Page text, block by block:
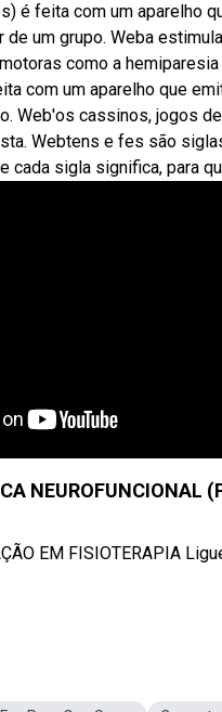
é feita com um aparelho
um grupo. Weba
como a
com um aparelho que
Web'os cassinos, jogos
Webtens e fes são
cada sigla significa, para
NEUROFUNCIONAL
EM FISIOTERAPIA